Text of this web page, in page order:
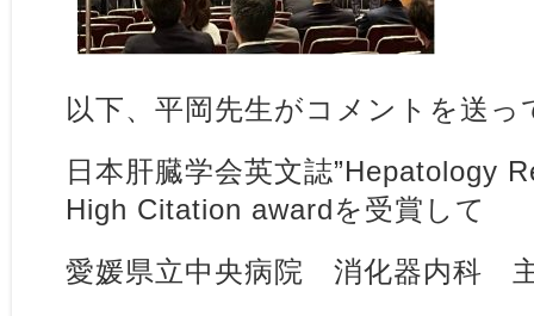
以下、平岡先生がコメントを送
日本肝臓学会英文誌”Hepatology
High Citation awardを受賞して
愛媛県立中央病院 消化器内科